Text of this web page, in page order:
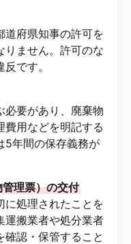
道府県知事の許可を
りません。許可のな
です。
必要があり、廃棄物
費用などを明記する
5年間の保存義務が
理票）の交付
に処理されたことを
運搬業者や処分業者
認・保管すること